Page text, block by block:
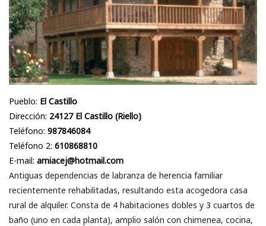
Pueblo: El Castillo
Dirección: 24127 El Castillo (Riello)
Teléfono: 987846084
Teléfono 2: 610868810
E-mail: amiacej@hotmail.com
Antiguas dependencias de labranza de herencia familiar
recientemente rehabilitadas, resultando esta acogedora casa
rural de alquiler. Consta de 4 habitaciones dobles y 3 cuartos de
baño (uno en cada planta), amplio salón con chimenea, cocina,